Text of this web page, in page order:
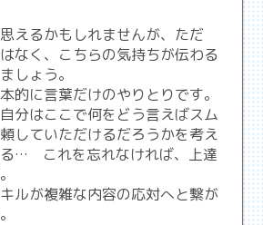
えるかもしれませんが、ただ
なく、こちらの気持ちが伝わる
しょう。
的に言葉だけのやりとりです。
分はここで何をどう言えばスム
していただけるだろうかを考え
… これを忘れなければ、上達
ルが複雑な内容の応対へと繋が